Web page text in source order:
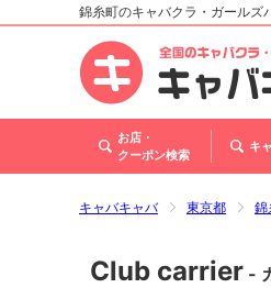
北海道
東北
甲信越・北陸
関西
錦糸町のキャバクラ・ガールズ
お店・
クーポン検索
キ
キャバキャバ 東京都 錦
Club carrier -